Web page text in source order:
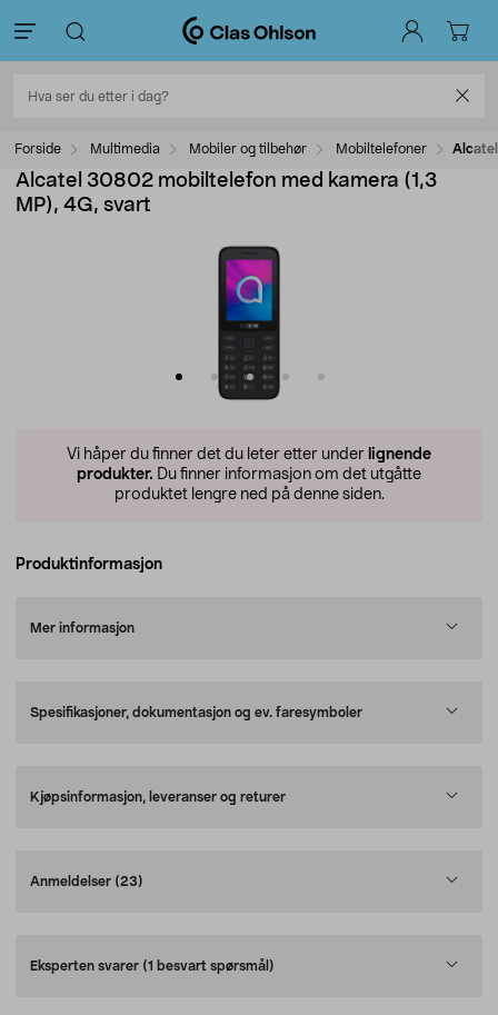
Forside Multimedia Mobiler og tilbehør Mobiltelefoner
Alcatel 30802 mobiltelefon med kamera (1,3
MP), 4G, svart
Vi håper du finner det du leter etter under lignende
produkter. Du finner informasjon om det utgåtte
produktet lengre ned på denne siden.
Produktinformasjon
Mer informasjon
Spesifikasjoner, dokumentasjon og ev. faresymboler
Kjøpsinformasjon, leveranser og returer
Anmeldelser (23)
Eksperten svarer (1 besvart spørsmål)